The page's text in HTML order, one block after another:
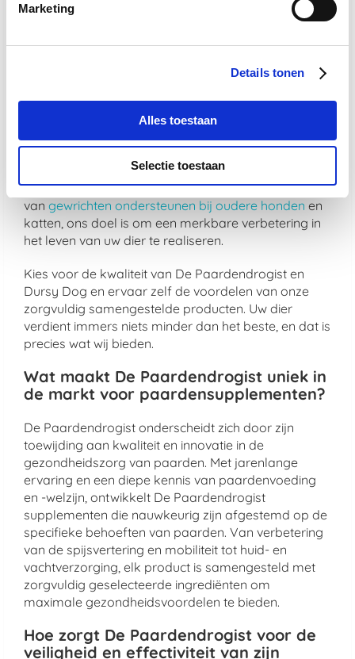
Marketing
Details tonen
Alles toestaan
Selectie toestaan
Paardendrogist vindt u producten die hierop zijn
zorgvuldig geselecteerd op basis van kwaliteit en
effectiviteit, en is ontwikkeld om de gezondheid en
We geloven sterk in het bieden van alleen het beste
Van supplementen die de gemoedsrust bieden aan
nerveuze paardentot producten die de gezondheid
van gewrichten ondersteunen bij oudere honden en
katten, ons doel is om een merkbare verbetering in
het leven van uw dier te realiseren.
Kies voor de kwaliteit van De Paardendrogist en
Dursy Dog en ervaar zelf de voordelen van onze
zorgvuldig samengestelde producten. Uw dier
verdient immers niets minder dan het beste, en dat is
precies wat wij bieden.
Wat maakt De Paardendrogist uniek in
de markt voor paardensupplementen?
De Paardendrogist onderscheidt zich door zijn
toewijding aan kwaliteit en innovatie in de
gezondheidszorg van paarden. Met jarenlange
ervaring en een diepe kennis van paardenvoeding
en -welzijn, ontwikkelt De Paardendrogist
supplementen die nauwkeurig zijn afgestemd op de
specifieke behoeften van paarden. Van verbetering
van de spijsvertering en mobiliteit tot huid- en
vachtverzorging, elk product is samengesteld met
zorgvuldig geselecteerde ingrediënten om
maximale gezondheidsvoordelen te bieden.
Hoe zorgt De Paardendrogist voor de
veiligheid en effectiviteit van zijn